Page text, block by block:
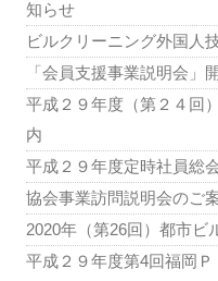
知らせ
ビルクリーニング外国人
「会員支援事業説明会」
平成２９年度（第２４回
内
平成２９年度定時社員総
協会事業訪問説明会のご
2020年（第26回）都市ビ
平成２９年度第4回福岡